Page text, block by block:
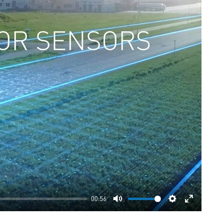
00:56
Mute Settings
Enter